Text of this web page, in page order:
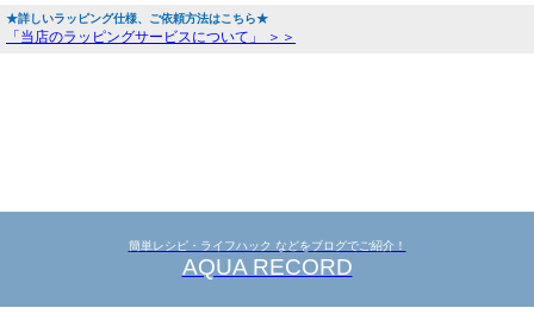
★詳しいラッピング仕様、ご依頼方法はこちら★
「当店のラッピングサービスについて」 ＞＞
簡単レシピ・ライフハック などをブログでご紹介！
AQUA RECORD